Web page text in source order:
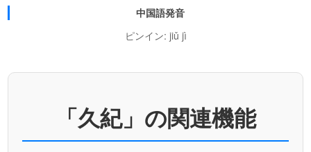
中国語発音
ピンイン: jiǔ jì
「久紀」の関連機能